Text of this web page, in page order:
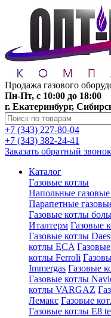
Продажа газового
Пн-Пт, с 10:00 до 18:00
г. Екатеринбург,
+7 (343) 227-80-04
+7 (343) 382-24-41
Заказать обратный звонок
Каталог
Газовые котлы
Напольные
Парапетные
Газовые котлы
Италтерм Газовые
Газовые котлы
котлы ECA
котлы Ferroli
Immergas Газовые
Газовые котлы
котлы VARGAZ
Лемакс Газовые
Газовые котлы E8